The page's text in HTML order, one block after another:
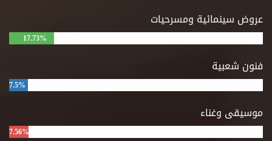
عروض سينمائية ومسرحيات
17.73%
فنون شعبية
7.5%
موسيقى وغناء
7.56%